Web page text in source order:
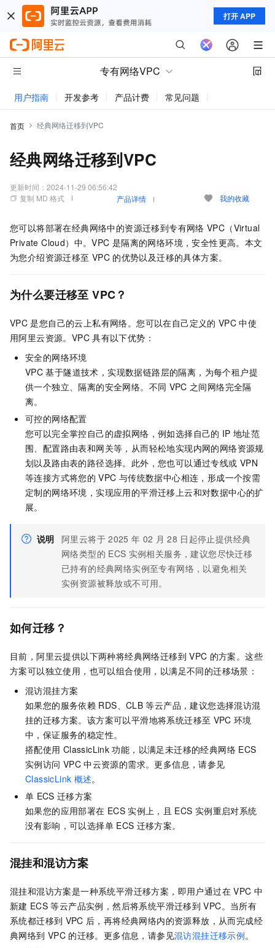
打开 APP
专有网络VPC
用户指南 开发参考 产品计费 常见问题
首页 经典网络迁移到VPC
经典网络迁移到VPC
更新时间： 2024-11-29 06:56:42
复制 MD 格式
产品详情 我的收藏
您可以将部署在经典网络中的资源迁移到专有网络 VPC（Virtual
Private Cloud）中。VPC 是隔离的网络环境，安全性更高。本文
为您介绍资源迁移至 VPC 的优势以及迁移的具体方案。
为什么要迁移至 VPC？
VPC 是您自己的云上私有网络。您可以在自己定义的 VPC 中使
用阿里云资源。VPC 具有以下优势：
安全的网络环境
VPC 基于隧道技术，实现数据链路层的隔离，为每个租户提
供一个独立、隔离的安全网络。不同 VPC 之间网络完全隔
离。
可控的网络配置
您可以完全掌控自己的虚拟网络，例如选择自己的 IP 地址范
围、配置路由表和网关等，从而轻松地实现内网的网络资源规
划以及路由表的路径选择。此外，您也可以通过专线或 VPN
等连接方式将您的 VPC 与传统数据中心相连，形成一个按需
定制的网络环境，实现应用的平滑迁移上云和对数据中心的扩
展。
说明 阿里云将于 2025 年 02 月 28 日起停止提供经典
网络类型的 ECS 实例相关服务，建议您尽快迁移
已持有的经典网络实例至专有网络，以避免相关
实例资源被释放或不可用。
如何迁移？
目前，阿里云提供以下两种将经典网络迁移到 VPC 的方案。这些
方案可以独立使用，也可以组合使用，以满足不同的迁移场景：
混访混挂方案
如果您的服务依赖 RDS、CLB 等云产品，建议您选择混访混
挂的迁移方案。该方案可以平滑地将系统迁移至 VPC 环境
中，保证服务的稳定性。
搭配使用 ClassicLink 功能，以满足未迁移的经典网络 ECS
实例访问 VPC 中云资源的需求。更多信息，请参见
ClassicLink 概述。
单 ECS 迁移方案
如果您的应用部署在 ECS 实例上，且 ECS 实例重启对系统
没有影响，可以选择单 ECS 迁移方案。
混挂和混访方案
混挂和混访方案是一种系统平滑迁移方案，即用户通过在 VPC 中
新建 ECS 等云产品实例，然后将系统平滑迁移到 VPC。当所有
系统都迁移到 VPC 后，再将经典网络内的资源释放，从而完成经
典网络到 VPC 的迁移。更多信息，请参见混访混挂迁移示例。